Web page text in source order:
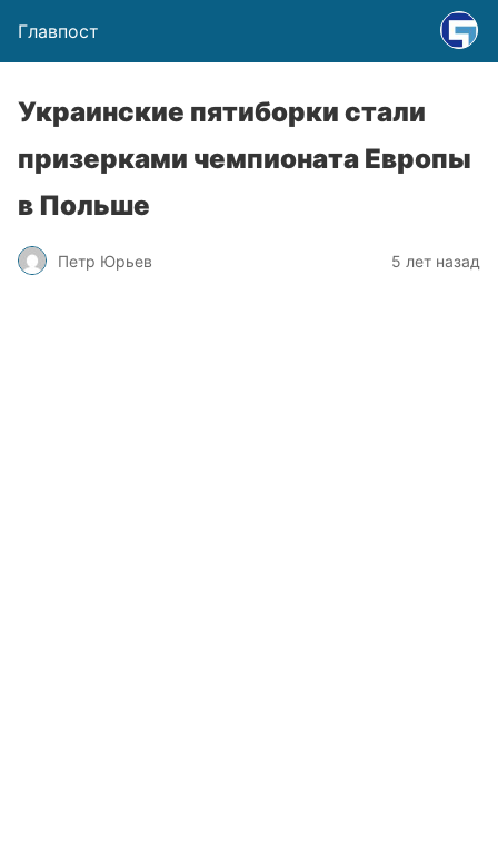
Главпост
Украинские пятиборки стали
призерками чемпионата Европы
в Польше
Петр Юрьев 5 лет назад